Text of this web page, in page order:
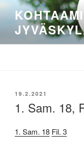
sisältöön
JULKAISTU
19.2.2021
1. Sam. 18,
1. Sam. 18 Fil. 3